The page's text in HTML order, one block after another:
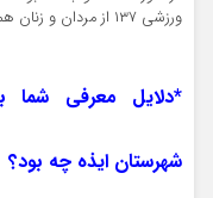
ورزشی ۱۳۷ از مردان و زنان همراه در باشگاه طوفان هستند.
*دلایل معرفی شما
شهرستان ایذه چه بود؟